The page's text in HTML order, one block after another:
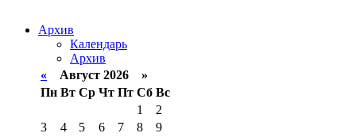
Архив
Календарь
Архив
« Август 2026 »
Пн Вт Ср Чт Пт Сб Вс
1
2
3
4 5 6 7 8
9